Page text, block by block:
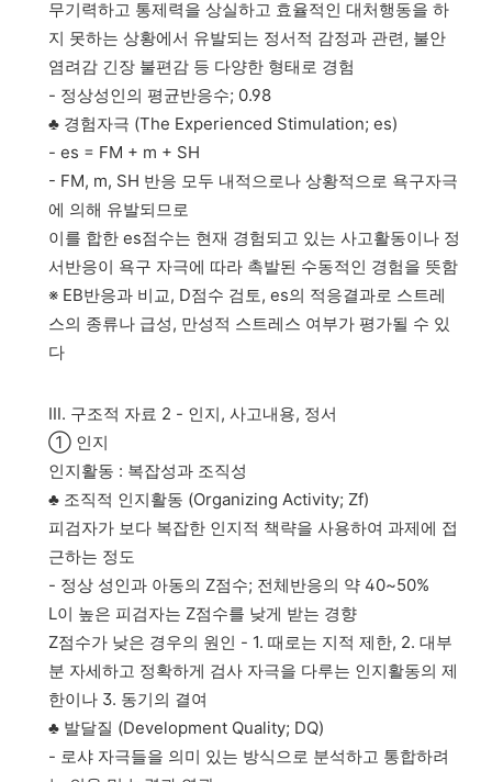
무기력하고 통제력을 상실하고 효율적인 대처행동을 하
지 못하는 상황에서 유발되는 정서적 감정과 관련, 불안
염려감 긴장 불편감 등 다양한 형태로 경험
- 정상성인의 평균반응수; 0.98
♣ 경험자극 (The Experienced Stimulation; es)
- es = FM + m + SH
- FM, m, SH 반응 모두 내적으로나 상황적으로 욕구자극
에 의해 유발되므로
이를 합한 es점수는 현재 경험되고 있는 사고활동이나 정
서반응이 욕구 자극에 따라 촉발된 수동적인 경험을 뜻함
※ EB반응과 비교, D점수 검토, es의 적응결과로 스트레
스의 종류나 급성, 만성적 스트레스 여부가 평가될 수 있
다
Ⅲ. 구조적 자료 2 - 인지, 사고내용, 정서
① 인지
인지활동 : 복잡성과 조직성
♣ 조직적 인지활동 (Organizing Activity; Zf)
피검자가 보다 복잡한 인지적 책략을 사용하여 과제에 접
근하는 정도
- 정상 성인과 아동의 Z점수; 전체반응의 약 40~50%
L이 높은 피검자는 Z점수를 낮게 받는 경향
Z점수가 낮은 경우의 원인 - 1. 때로는 지적 제한, 2. 대부
분 자세하고 정확하게 검사 자극을 다루는 인지활동의 제
한이나 3. 동기의 결여
♣ 발달질 (Development Quality; DQ)
- 로샤 자극들을 의미 있는 방식으로 분석하고 통합하려